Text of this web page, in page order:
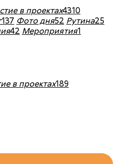
в проектах4310
137 Фото дня52 Рутина25
42 Мероприятия1
в проектах189